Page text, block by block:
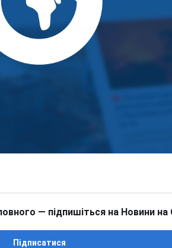
— підпишіться на Новини на
Підписатися